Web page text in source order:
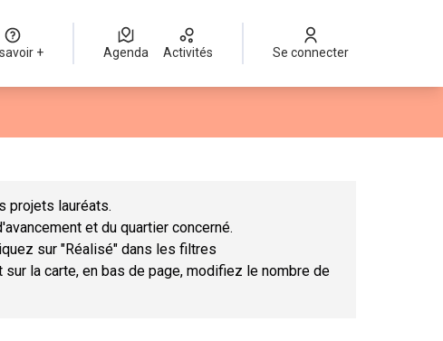
savoir + Agenda Activités Se connecter
projets lauréats.
et du quartier concerné.
sur "Réalisé" dans les filtres
la carte, en bas de page, modifiez le nombre de